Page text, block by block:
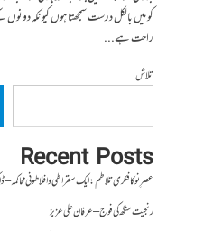
کو میں بالکل درست سمجھتا ہوں کیونکہ
راحت ہے...
تلاش
Recent Posts
عصرِ نو کا فکری تلاطم: ایک سقراطی و افلاطونی محاکمہ –
رنجیت سنگھ کی فوج – عرفان علی عزیز